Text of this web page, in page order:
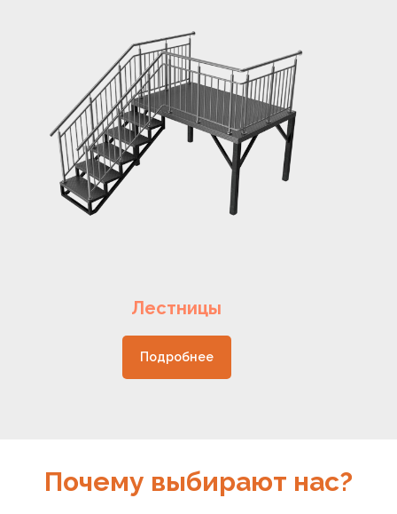
Лестницы
Подробнее
Почему выбирают нас?